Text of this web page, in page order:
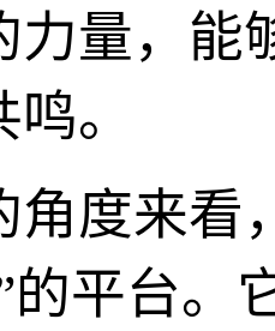
力量，能
。
角度来看
的平台。